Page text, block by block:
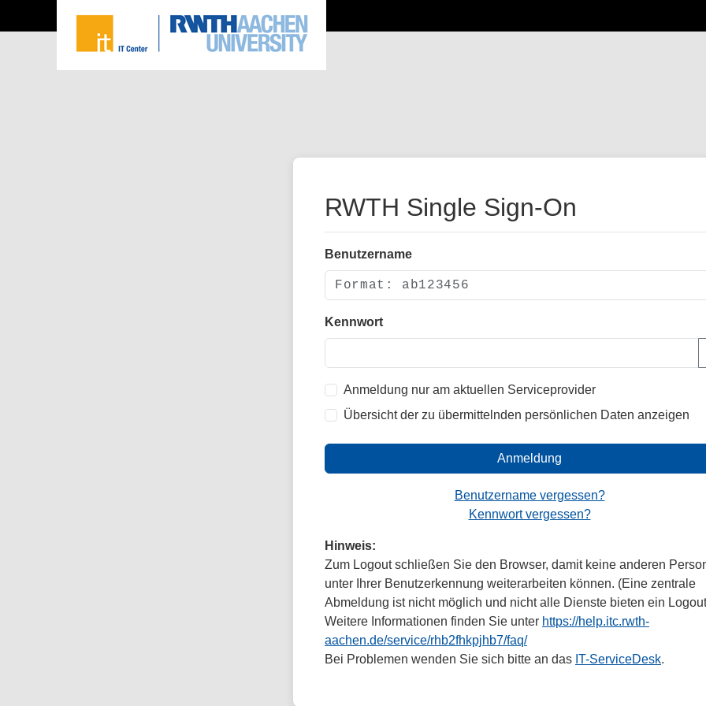
RWTH Single Sign-On
Benutzername
Kennwort
Anmeldung nur am aktuellen Serviceprovider
Übersicht der zu übermittelnden persönlichen Daten anzeigen
Anmeldung
Benutzername vergessen?
Kennwort vergessen?
Hinweis:
Zum Logout schließen Sie den Browser, damit keine anderen
unter Ihrer Benutzerkennung weiterarbeiten können. (Eine zentrale
Abmeldung ist nicht möglich und nicht alle Dienste bieten ein
Weitere Informationen finden Sie unter https://help.itc.rwth-
aachen.de/service/rhb2fhkpjhb7/faq/
Bei Problemen wenden Sie sich bitte an das IT-ServiceDesk.